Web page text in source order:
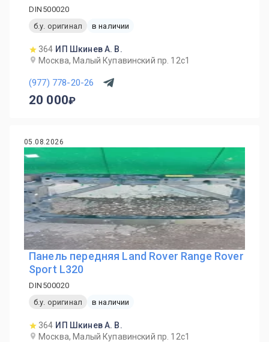
DIN500020
б.у. оригинал
в наличии
364 ИП Шкинев А. В.
Москва, Малый Купавинский пр. 12с1
(977) 778-20-26
20 000
05.08.2026
Панель передняя Land Rover Range Rover
Sport L320
DIN500020
б.у. оригинал
в наличии
364 ИП Шкинев А. В.
Москва, Малый Купавинский пр. 12с1